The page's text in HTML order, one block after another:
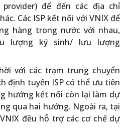
để đến các địa chỉ
Các ISP kết nối với VNIX để
hàng trong nước với nhau,
lượng ký sinh/ lưu lượng
với các trạm trung chuyển
định tuyến ISP có thể ưu tiên
hướng kết nối còn lại làm dự
qua hai hướng. Ngoài ra, tại
đều hỗ trợ các cơ chế dự